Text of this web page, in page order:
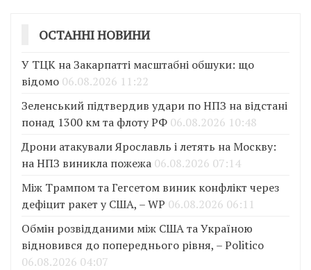
ОСТАННІ НОВИНИ
У ТЦК на Закарпатті масштабні обшуки: що
відомо 06.08.2026 11:22
Зеленський підтвердив удари по НПЗ на відстані
понад 1300 км та флоту РФ 06.08.2026 10:48
Дрони атакували Ярославль і летять на Москву:
на НПЗ виникла пожежа 06.08.2026 07:14
Між Трампом та Гегсетом виник конфлікт через
дефіцит ракет у США, – WP 06.08.2026 06:11
Обмін розвідданими між США та Україною
відновився до попереднього рівня, – Politico
06.08.2026 04:07